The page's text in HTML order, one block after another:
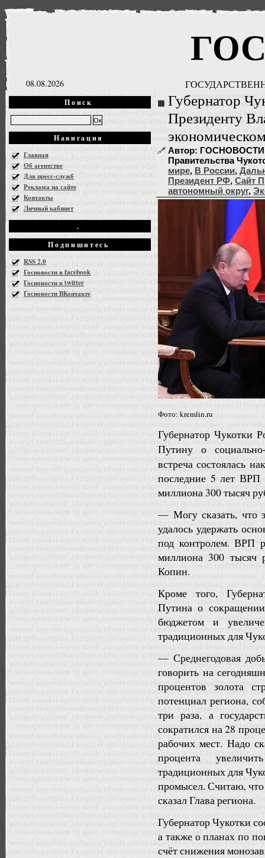
08.08.2026
Поиск
Навигация
Главная
Об агентстве
Для пресс-служб
Реклама на сайте
Контакты
Личный кабинет
.
Подпишитесь
RSS 2.0
Госновости в facebook
Госновости в twitter
Госновости ВКонтакте
Губернатор
Президенту
Автор: ГОСНОВОСТИ,
Правительства
мире, В России,
Президент РФ, Сайт
автономный округ,
Фото: kremlin.ru
Губернатор Чукотки
Путину о
встреча состоялась
последние 5 лет ВРП
миллиона 300 тысяч
— Могу сказать, что
удалось удержать
под контролем. ВРП
миллиона 300 тысяч
Копин.
Кроме того,
Путина о сокращении
бюджетом и
традиционных для
— Среднегодовая
говорить на
процентов золота
потенциал региона,
три раза, а
сократился на 28
рабочих мест. Надо
процента
традиционных для
промысел. Считаю,
сказал Глава региона.
Губернатор Чукотки
а также о планах по
счёт снижения